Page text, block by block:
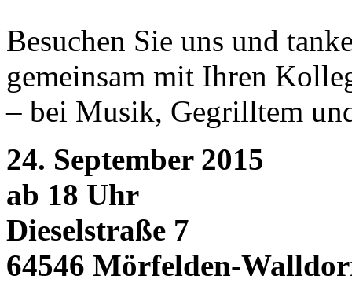
Besuchen Sie uns und
gemeinsam mit Ihren
– bei Musik, Gegrilltem
24. September 2015
ab 18 Uhr
Dieselstraße 7
64546 Mörfelden-